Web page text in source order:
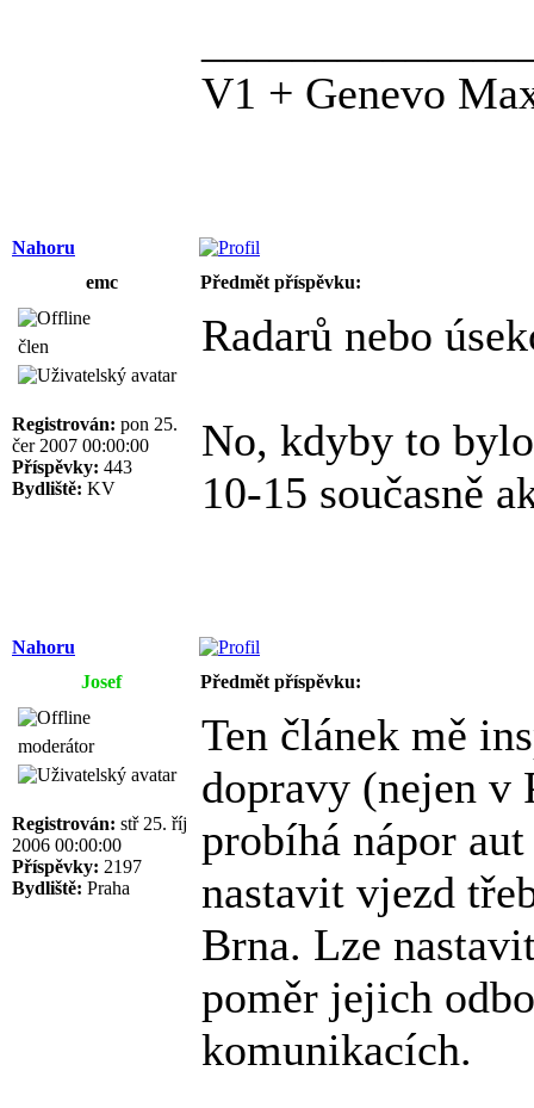
V1 + Genevo
Nahoru
emc
Předmět příspěvku:
člen
Registrován: pon 25.
čer 2007 00:00:00
Příspěvky: 443
Bydliště: KV
Radarů nebo
No, kdyby to
10-15 současně
Nahoru
Josef
Předmět příspěvku:
moderátor
Registrován: stř 25. říj
2006 00:00:00
Příspěvky: 2197
Bydliště: Praha
Ten článek mě
dopravy (nejen v
probíhá nápor
nastavit vjezd
Brna. Lze
poměr jejich
komunikacích.